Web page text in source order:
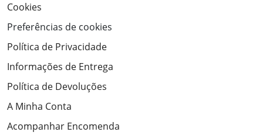
Cookies
Preferências de cookies
Política de Privacidade
Informações de Entrega
Política de Devoluções
A Minha Conta
Acompanhar Encomenda